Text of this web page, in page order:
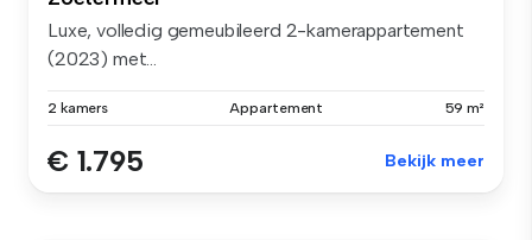
Luxe, volledig gemeubileerd 2-kamerappartement
(2023) met...
2 kamers Appartement 59 m²
€ 1.795 Bekijk meer